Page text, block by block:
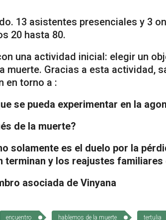
13 asistentes presenciales y 3
20 hasta 80.
una actividad inicial: elegir un
muerte. Gracias a esta actividad,
en torno a :
se pueda experimentar en la
la muerte?
solamente es el duelo por la
y los reajustes familiares
asociada de Vinyana
encuentro hablemos de la muerte tertulia